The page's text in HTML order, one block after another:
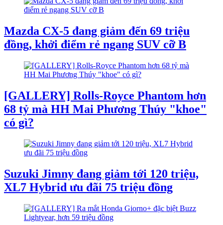
Mazda CX-5 đang giảm đến 69 triệu
đồng, khởi điểm rẻ ngang SUV cỡ B
[GALLERY] Rolls-Royce Phantom hơn
68 tỷ mà HH Mai Phương Thúy "khoe"
có gì?
Suzuki Jimny đang giảm tới 120 triệu,
XL7 Hybrid ưu đãi 75 triệu đồng